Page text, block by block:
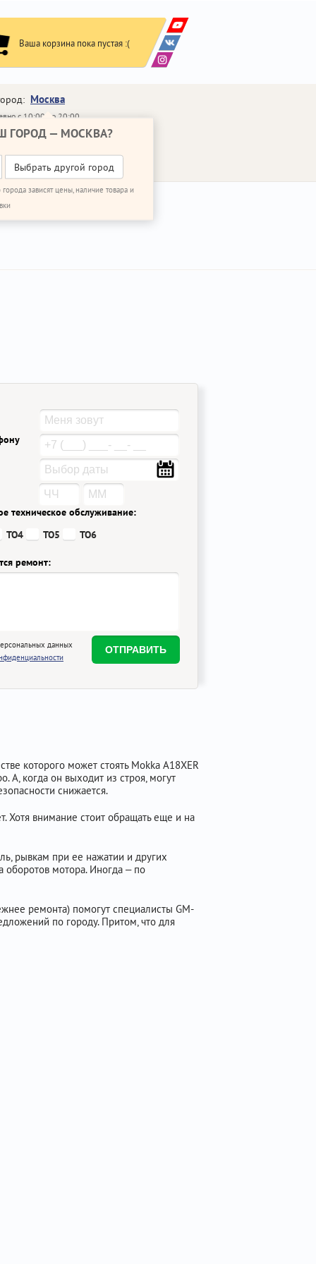
Ваша корзина пока пустая :(
Москва
ГОРОД — МОСКВА?
Выбрать другой город
зависят цены, наличие товара и
с 10:00 до 20:00
648-64-30
МНЕ
техническое обслуживание:
ТО4 ТО5 ТО6
ремонт:
данных
которого может стоять Mokka A18XER
А, когда он выходит из строя, могут
снижается.
Хотя внимание стоит обращать еще и на
рывкам при ее нажатии и других
оборотов мотора. Иногда – по
ремонта) помогут специалисты GM-
по городу. Притом, что для